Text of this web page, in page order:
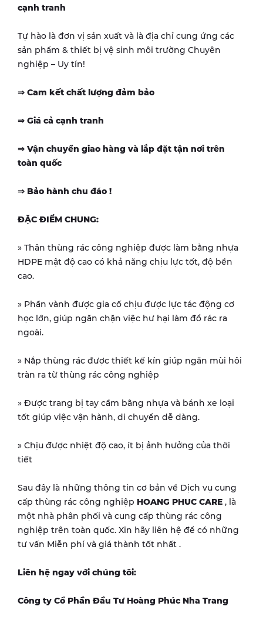
cạnh tranh
Tự hào là đơn vị sản xuất và là địa chỉ cung ứng các
sản phẩm & thiết bị vệ sinh môi trường Chuyên
nghiệp – Uy tín!
⇒ Cam kết chất lượng đảm bảo
⇒ Giá cả cạnh tranh
⇒ Vận chuyển giao hàng và lắp đặt tận nơi trên
toàn quốc
⇒ Bảo hành chu đáo !
ĐẶC ĐIỂM CHUNG:
» Thân thùng rác công nghiệp được làm bằng nhựa
HDPE mật độ cao có khả năng chịu lực tốt, độ bền
cao.
» Phần vành được gia cố chịu được lực tác động cơ
học lớn, giúp ngăn chặn việc hư hại làm đổ rác ra
ngoài.
» Nắp thùng rác được thiết kế kín giúp ngăn mùi hôi
tràn ra từ thùng rác công nghiệp
» Được trang bị tay cầm bằng nhựa và bánh xe loại
tốt giúp việc vận hành, di chuyển dễ dàng.
» Chịu được nhiệt độ cao, ít bị ảnh hưởng của thời
tiết
Sau đây là những thông tin cơ bản về Dịch vụ cung
cấp thùng rác công nghiệp HOANG PHUC CARE , là
một nhà phân phối và cung cấp thùng rác công
nghiệp trên toàn quốc. Xin hãy liên hệ để có những
tư vấn Miễn phí và giá thành tốt nhất .
Liên hệ ngay với chúng tôi:
Công ty Cổ Phần Đầu Tư Hoàng Phúc Nha Trang